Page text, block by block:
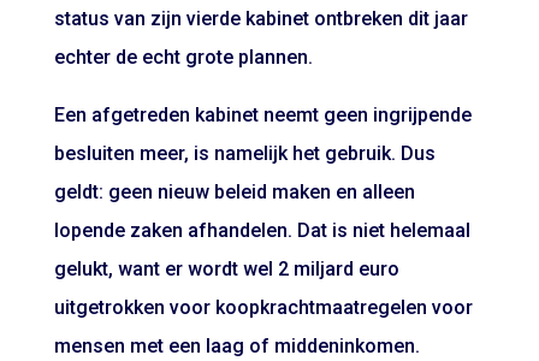
status van zijn vierde kabinet ontbreken dit jaar
echter de echt grote plannen.
Een afgetreden kabinet neemt geen ingrijpende
besluiten meer, is namelijk het gebruik. Dus
geldt: geen nieuw beleid maken en alleen
lopende zaken afhandelen. Dat is niet helemaal
gelukt, want er wordt wel 2 miljard euro
uitgetrokken voor koopkrachtmaatregelen voor
mensen met een laag of middeninkomen.